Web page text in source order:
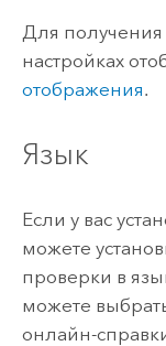
Для
настройках
отображения.
Язык
Если у вас
можете
проверки в
можете
онлайн-